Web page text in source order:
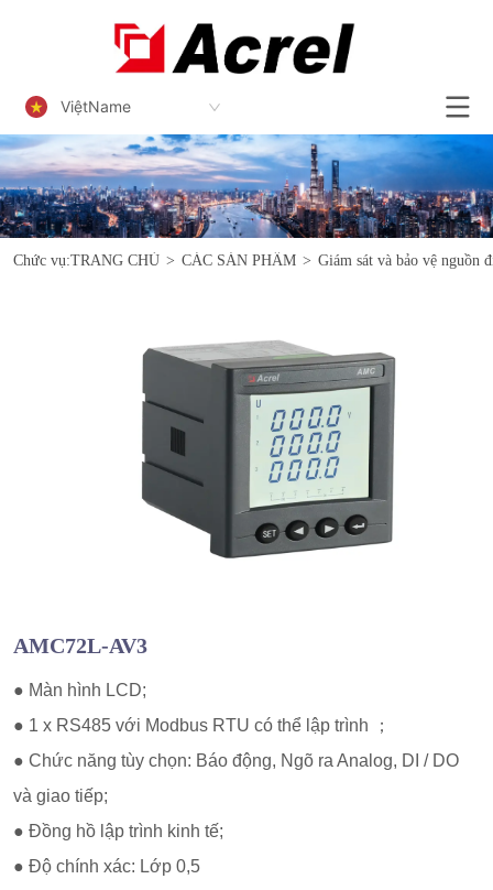
ViệtName
Chức vụ:TRANG CHỦ > CÁC SẢN PHẨM > Giám sát và bảo vệ nguồn
AMC72L-AV3